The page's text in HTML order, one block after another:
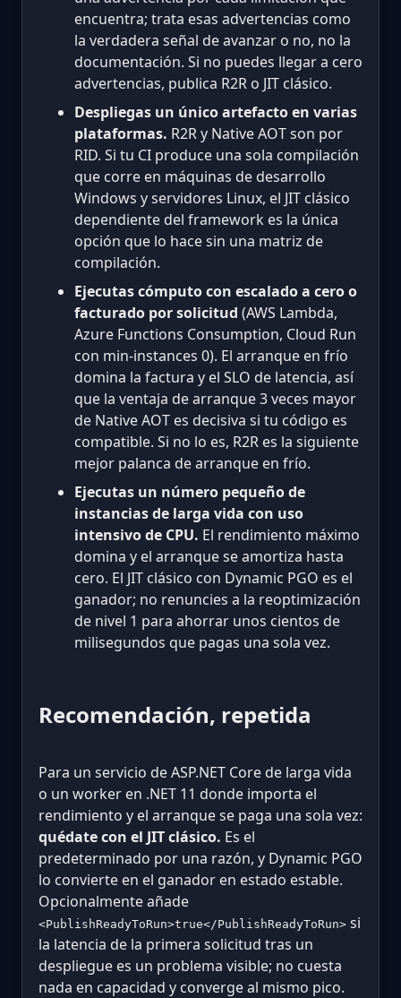
encuentra; trata esas advertencias como
la verdadera señal de avanzar o no, no la
documentación. Si no puedes llegar a cero
advertencias, publica R2R o JIT clásico.
Despliegas un único artefacto en varias
plataformas. R2R y Native AOT son por
RID. Si tu CI produce una sola compilación
que corre en máquinas de desarrollo
Windows y servidores Linux, el JIT clásico
dependiente del framework es la única
opción que lo hace sin una matriz de
compilación.
Ejecutas cómputo con escalado a cero o
facturado por solicitud (AWS Lambda,
Azure Functions Consumption, Cloud Run
con min-instances 0). El arranque en frío
domina la factura y el SLO de latencia, así
que la ventaja de arranque 3 veces mayor
de Native AOT es decisiva si tu código es
compatible. Si no lo es, R2R es la siguiente
mejor palanca de arranque en frío.
Ejecutas un número pequeño de
instancias de larga vida con uso
intensivo de CPU. El rendimiento máximo
domina y el arranque se amortiza hasta
cero. El JIT clásico con Dynamic PGO es el
ganador; no renuncies a la reoptimización
de nivel 1 para ahorrar unos cientos de
milisegundos que pagas una sola vez.
Recomendación, repetida
Para un servicio de ASP.NET Core de larga vida
o un worker en .NET 11 donde importa el
rendimiento y el arranque se paga una sola vez:
quédate con el JIT clásico. Es el
predeterminado por una razón, y Dynamic PGO
lo convierte en el ganador en estado estable.
Opcionalmente añade
<PublishReadyToRun>true</PublishReadyToRun> si
la latencia de la primera solicitud tras un
despliegue es un problema visible; no cuesta
nada en capacidad y converge al mismo pico.